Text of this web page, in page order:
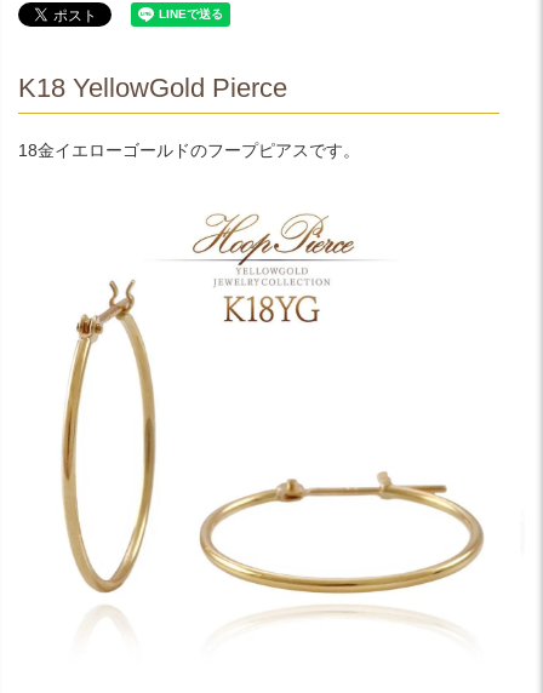
K18 YellowGold Pierce
18金イエローゴールドのフープピアスです。